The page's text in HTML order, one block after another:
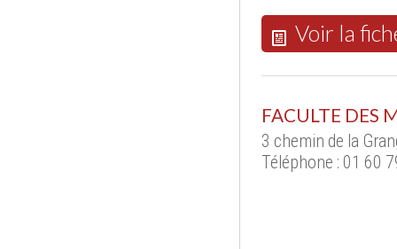
Voir la
FACULTE DES
3 chemin de la
Téléphone : 01 60